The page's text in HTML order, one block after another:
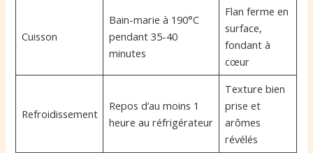
Cuisson
Bain-marie à 190°C
pendant 35-40
minutes
Flan ferme en
surface,
fondant à
cœur
Refroidissement
Repos d’au moins 1
heure au réfrigérateur
Texture bien
prise et
arômes
révélés